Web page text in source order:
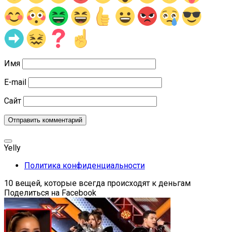
Имя
E-mail
Сайт
Yelly
Политика конфиденциальности
10 вещей, которые всегда происходят к деньгам
Поделиться на Facebook